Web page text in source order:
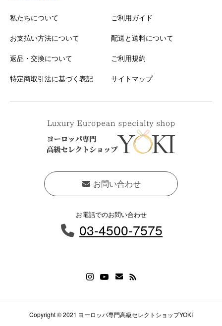
私たちについて ご利用ガイド
お支払い方法について 配送と送料について
返品・交換について ご利用規約
特定商取引法に基づく表記 サイトマップ
お問い合わせ
お電話でのお問い合わせ
03-4500-7575
Copyright © 2021 ヨーロッパ専門高級セレクトショップYOKI